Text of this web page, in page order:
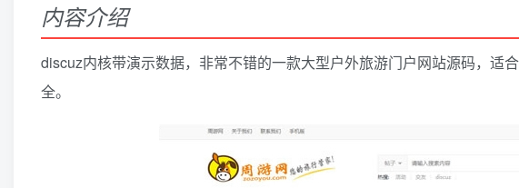
内容介绍
discuz内核带演示数据，非常不错的一款大型户外旅游门户网站源码，适
全。